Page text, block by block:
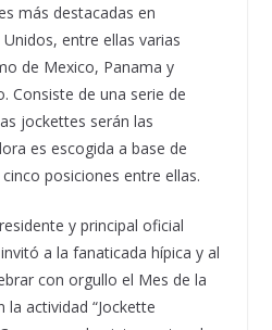
más destacadas en
entre ellas varias
de Mexico, Panama y
Consiste de una serie de
jockettes serán las
es escogida a base de
posiciones entre ellas.
y principal oficial
a la fanaticada hípica y al
con orgullo el Mes de la
la actividad “Jockette